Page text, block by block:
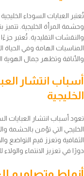
تُعتبر العبايات السوداء
وحشمة المرأة الخليجية. تتميز
والنقشات التقليدية. تُعتبر
المناسبات الهامة وفي الحياة
والأناقة وتظهر جمال الهوية
أسباب انتشار
الخليجية
تعود أسباب انتشار العبايات
الخليجي التي تؤمن بالحشمة
الثقافية وتعزز قيم التواضع
دورًا في تعزيز الانتماء والولاء